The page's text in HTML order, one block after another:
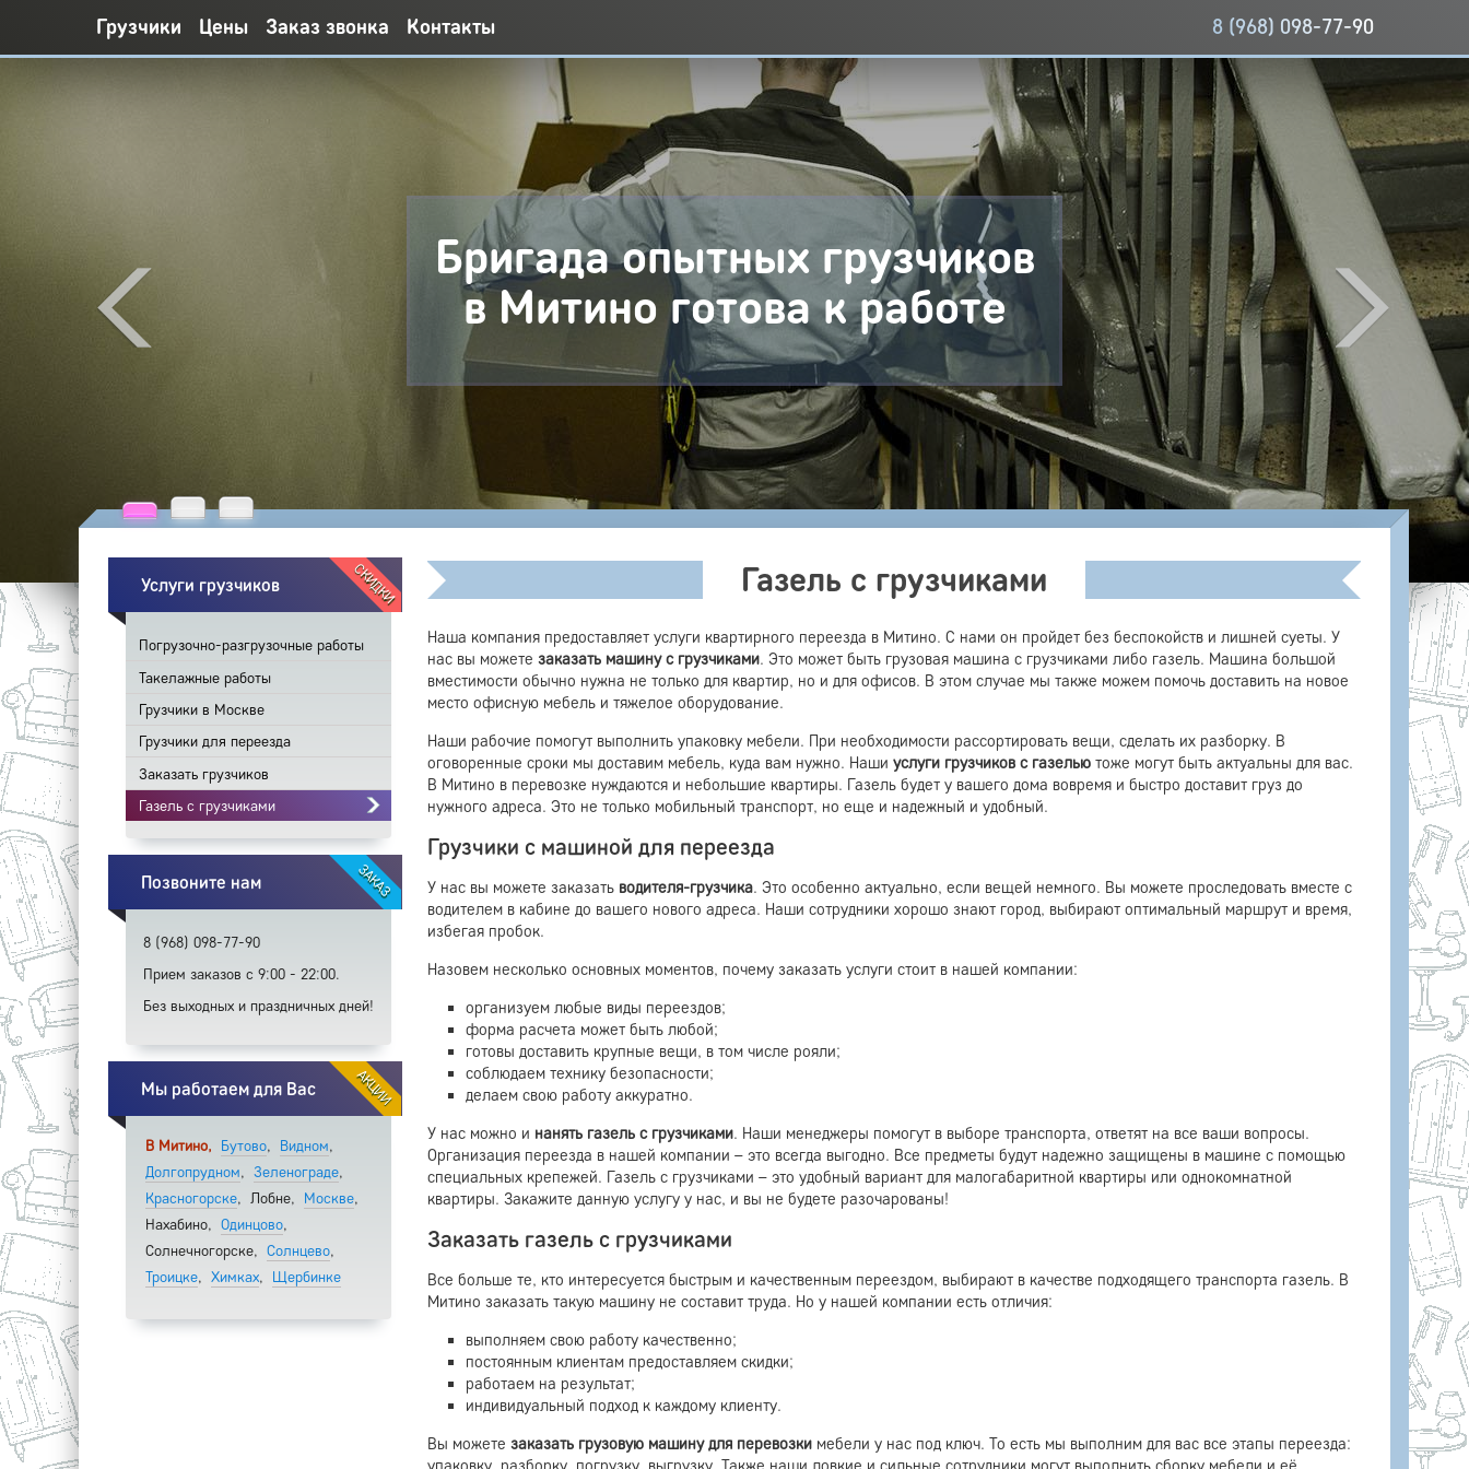
Грузчики Цены Заказ звонка Контакты 8 (968) 098-77-90
Бригада опытных грузчиков
в Митино готова к работе
Услуги грузчиков СКИДКИ
Погрузочно-разгрузочные работы
Такелажные работы
Грузчики в Москве
Грузчики для переезда
Заказать грузчиков
Газель с грузчиками
Позвоните нам ЗАКАЗ
8 (968) 098-77-90
Прием заказов с 9:00 - 22:00.
Без выходных и праздничных дней!
Мы работаем для Вас АКЦИИ
В Митино, Бутово, Видном,
Долгопрудном, Зеленограде,
Красногорске, Лобне, Москве,
Нахабино, Одинцово,
Солнечногорске, Солнцево,
Троицке, Химках, Щербинке
Газель с грузчиками
Наша компания предоставляет услуги квартирного переезда в Митино. С нами он пройдет без беспокойств и лишней суеты. У
нас вы можетезаказать машину с грузчиками. Это может быть грузовая машина с грузчиками либо газель. Машина большой
вместимости обычно нужна не только для квартир, но и для офисов. В этом случае мы также можем помочь доставить на новое
место офисную мебель и тяжелое оборудование.
Наши рабочие помогут выполнить упаковку мебели. При необходимости рассортировать вещи, сделать их разборку. В
оговоренные сроки мы доставим мебель, куда вам нужно. Нашиуслуги грузчиков с газелью тоже могут быть актуальны для вас.
В Митино в перевозке нуждаются и небольшие квартиры. Газель будет у вашего дома вовремя и быстро доставит груз до
нужного адреса. Это не только мобильный транспорт, но еще и надежный и удобный.
Грузчики с машиной для переезда
У нас вы можете заказать водителя-грузчика. Это особенно актуально, если вещей немного. Вы можете проследовать вместе с
водителем в кабине до вашего нового адреса. Наши сотрудники хорошо знают город, выбирают оптимальный маршрут и время,
избегая пробок.
Назовем несколько основных моментов, почему заказать услуги стоит в нашей компании:
организуем любые виды переездов;
форма расчета может быть любой;
готовы доставить крупные вещи, в том числе рояли;
соблюдаем технику безопасности;
делаем свою работу аккуратно.
У нас можно и нанять газель с грузчиками. Наши менеджеры помогут в выборе транспорта, ответят на все ваши вопросы.
Организация переезда в нашей компании – это всегда выгодно. Все предметы будут надежно защищены в машине с помощью
специальных крепежей. Газель с грузчиками – это удобный вариант для малогабаритной квартиры или однокомнатной
квартиры. Закажите данную услугу у нас, и вы не будете разочарованы!
Заказать газель с грузчиками
Все больше те, кто интересуется быстрым и качественным переездом, выбирают в качестве подходящего транспорта газель. В
Митино заказать такую машину не составит труда. Но у нашей компании есть отличия:
выполняем свою работу качественно;
постоянным клиентам предоставляем скидки;
работаем на результат;
индивидуальный подход к каждому клиенту.
Вы можетезаказать грузовую машину для перевозки мебели у нас под ключ. То есть мы выполним для вас все этапы переезда: